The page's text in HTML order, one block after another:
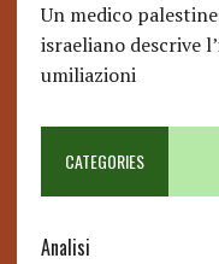
Un medico
israeliano descrive
umiliazioni
CATEGORIES
Analisi